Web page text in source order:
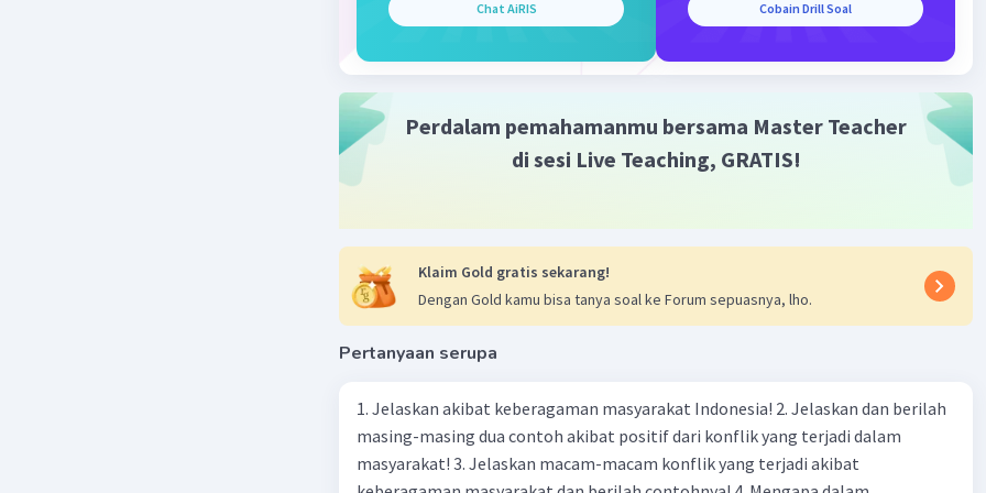
Iklan
Chat AiRIS Cobain Drill Soal
Perdalam pemahamanmu bersama Master Teacher
di sesi Live Teaching, GRATIS!
Klaim Gold gratis sekarang!
Dengan Gold kamu bisa tanya soal ke Forum sepuasnya, lho.
Pertanyaan serupa
1. Jelaskan akibat keberagaman masyarakat Indonesia! 2. Jelaskan dan berilah
masing-masing dua contoh akibat positif dari konflik yang terjadi dalam
masyarakat! 3. Jelaskan macam-macam konflik yang terjadi akibat